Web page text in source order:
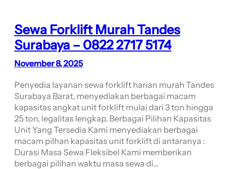
Sewa Forklift Murah Tandes
Surabaya – 0822 2717 5174
November 8, 2025
Penyedia layanan sewa forklift harian murah Tandes
Surabaya Barat, menyediakan berbagai macam
kapasitas angkat unit forklift mulai dari 3 ton hingga
25 ton, legalitas lengkap. Berbagai Pilihan Kapasitas
Unit Yang Tersedia Kami menyediakan berbagai
macam pilhan kapasitas unit forklift di antaranya :
Durasi Masa Sewa Fleksibel Kami memberikan
berbagai pilihan waktu masa sewa di…